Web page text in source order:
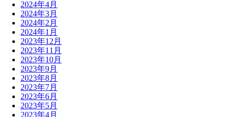
2024年4月
2024年3月
2024年2月
2024年1月
2023年12月
2023年11月
2023年10月
2023年9月
2023年8月
2023年7月
2023年6月
2023年5月
2023年4月